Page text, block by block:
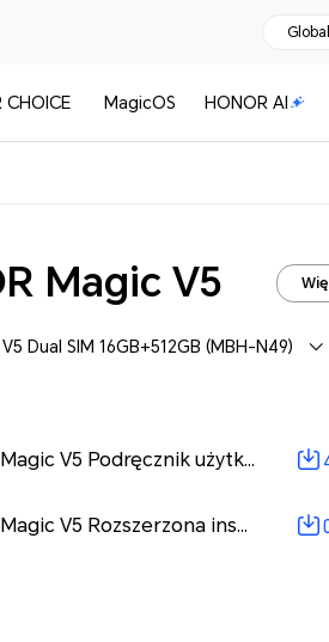
CHOICE MagicOS HONOR AI
Magic V5
Dual SIM 16GB+512GB (MBH-N49)
HONOR Magic V5 Podręcznik użytkownika-(MagicOS 9.0_01,pl)[ 4M ]
HONOR Magic V5 Rozszerzona instrukcja obsługi-(Magic OS 9.0_01,MBH-N49,pl)[ 0.1M ]